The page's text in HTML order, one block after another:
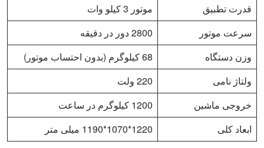
قدرت تطبیق
موتور 3 کیلو وات
سرعت موتور
2800 دور در دقیقه
وزن دستگاه
68 کیلوگرم (بدون احتساب موتور)
ولتاژ نامی
220 ولت
خروجی ماشین
1200 کیلوگرم در ساعت
ابعاد کلی
1220*1070*1190 میلی متر